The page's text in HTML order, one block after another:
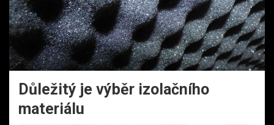
Důležitý je výběr izolačního
materiálu